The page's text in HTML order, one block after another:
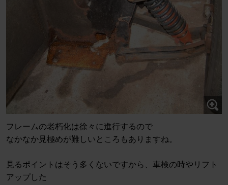
フレームの老朽化は徐々に進行するので
なかなか見極めが難しいところもありますね。
見るポイントはそう多くないですから、車検の時やリフト
アップした